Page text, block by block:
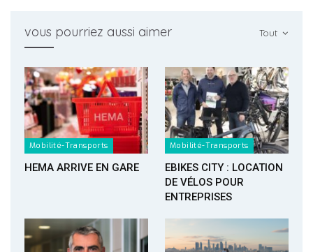
Tout
vous pourriez aussi aimer
Mobilité-Transports
HEMA ARRIVE EN GARE
Mobilité-Transports
EBIKES CITY : LOCATION
DE VÉLOS POUR
ENTREPRISES